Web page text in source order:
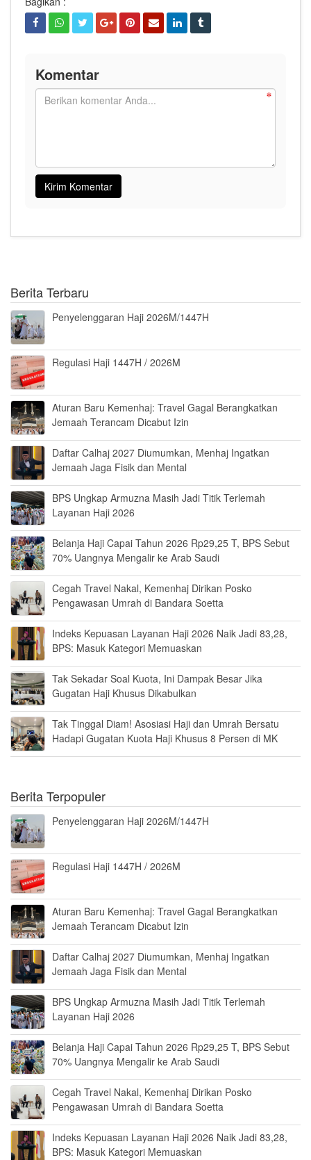
Komentar
Berita Terbaru
Penyelenggaran Haji 2026M/1447H
Regulasi Haji 1447H / 2026M
Aturan Baru Kemenhaj: Travel Gagal Berangkatkan
Jemaah Terancam Dicabut Izin
Daftar Calhaj 2027 Diumumkan, Menhaj Ingatkan
Jemaah Jaga Fisik dan Mental
BPS Ungkap Armuzna Masih Jadi Titik Terlemah
Layanan Haji 2026
Belanja Haji Capai Tahun 2026 Rp29,25 T, BPS Sebut
70% Uangnya Mengalir ke Arab Saudi
Cegah Travel Nakal, Kemenhaj Dirikan Posko
Pengawasan Umrah di Bandara Soetta
Indeks Kepuasan Layanan Haji 2026 Naik Jadi 83,28,
BPS: Masuk Kategori Memuaskan
Tak Sekadar Soal Kuota, Ini Dampak Besar Jika
Gugatan Haji Khusus Dikabulkan
Tak Tinggal Diam! Asosiasi Haji dan Umrah Bersatu
Hadapi Gugatan Kuota Haji Khusus 8 Persen di MK
Berita Terpopuler
Penyelenggaran Haji 2026M/1447H
Regulasi Haji 1447H / 2026M
Aturan Baru Kemenhaj: Travel Gagal Berangkatkan
Jemaah Terancam Dicabut Izin
Daftar Calhaj 2027 Diumumkan, Menhaj Ingatkan
Jemaah Jaga Fisik dan Mental
BPS Ungkap Armuzna Masih Jadi Titik Terlemah
Layanan Haji 2026
Belanja Haji Capai Tahun 2026 Rp29,25 T, BPS Sebut
70% Uangnya Mengalir ke Arab Saudi
Cegah Travel Nakal, Kemenhaj Dirikan Posko
Pengawasan Umrah di Bandara Soetta
Indeks Kepuasan Layanan Haji 2026 Naik Jadi 83,28,
BPS: Masuk Kategori Memuaskan